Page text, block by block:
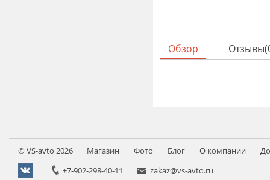
Обзор
©VS-avto 2026 Магазин Фото Блог О компании
+7-902-298-40-11
zakaz@vs-avto.ru